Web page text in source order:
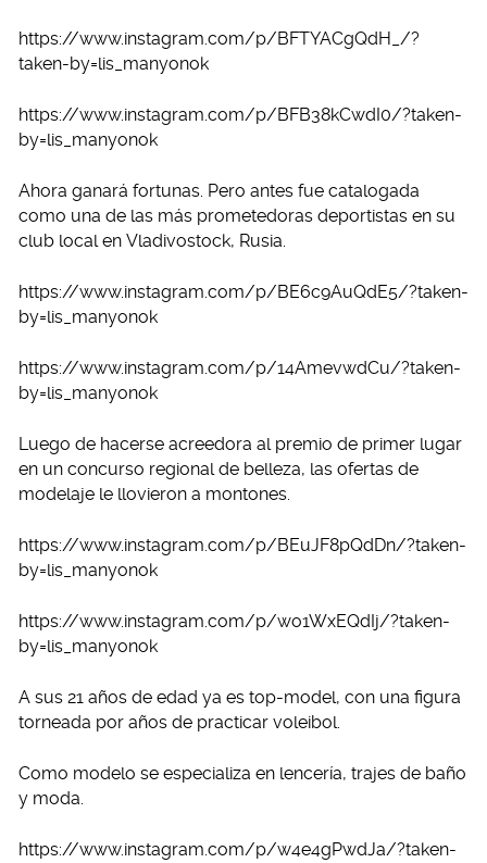
https://www.instagram.com/p/BFTYACgQdH_/?
taken-by=lis_manyonok
https://www.instagram.com/p/BFB38kCwdI0/?taken-
by=lis_manyonok
Ahora ganará fortunas. Pero antes fue catalogada
como una de las más prometedoras deportistas en su
club local en Vladivostock, Rusia.
https://www.instagram.com/p/BE6c9AuQdE5/?taken-
by=lis_manyonok
https://www.instagram.com/p/14AmevwdCu/?taken-
by=lis_manyonok
Luego de hacerse acreedora al premio de primer lugar
en un concurso regional de belleza, las ofertas de
modelaje le llovieron a montones.
https://www.instagram.com/p/BEuJF8pQdDn/?taken-
by=lis_manyonok
https://www.instagram.com/p/wo1WxEQdIj/?taken-
by=lis_manyonok
A sus 21 años de edad ya es top-model, con una figura
torneada por años de practicar voleibol.
Como modelo se especializa en lencería, trajes de baño
y moda.
https://www.instagram.com/p/w4e4gPwdJa/?taken-